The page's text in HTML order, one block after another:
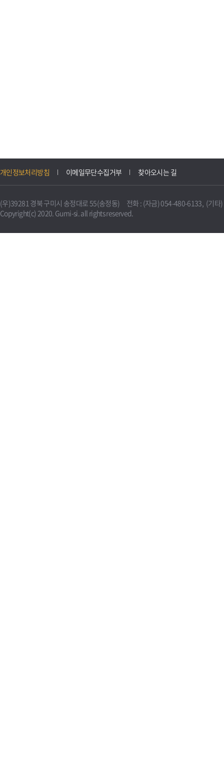
개인정보처리방침 이메일무단수집거부 찾아오시는 길
(우)39281 경북 구미시 송정대로 55(송정동) 전화 : (자금) 054-480-6133, (기타
Copyright(c) 2020. Gumi-si. all rights reserved.